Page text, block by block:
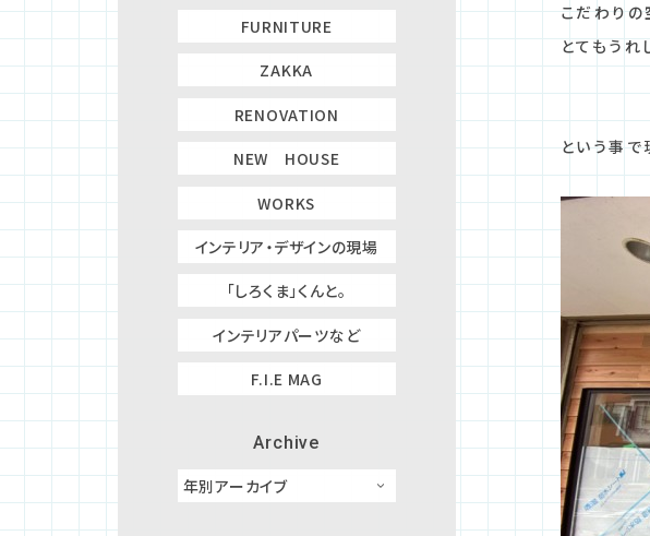
こだわり
とてもうれ
という事で
FURNITURE
ZAKKA
RENOVATION
NEW HOUSE
WORKS
インテリア・デザインの現場
「しろくま」くんと。
インテリアパーツなど
F.I.E MAG
Archive